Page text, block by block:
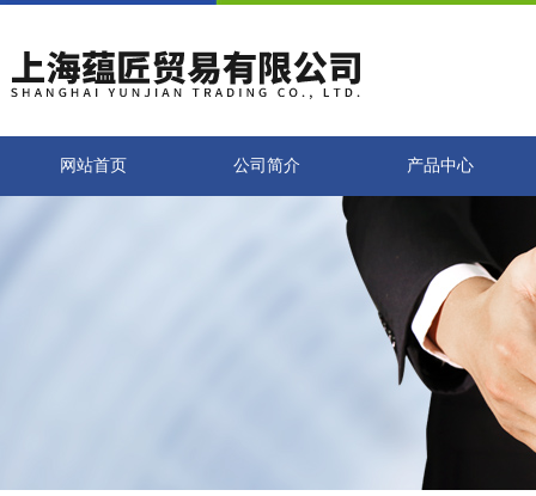
网站首页 公司简介 产品中心